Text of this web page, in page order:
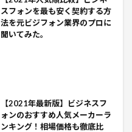
スフォンを最も安く契約する方
法を元ビジフォン業界のプロに
聞いてみた。
【2021年最新版】ビジネスフ
ォンのおすすめ人気メーカーラ
ンキング！相場価格も徹底比